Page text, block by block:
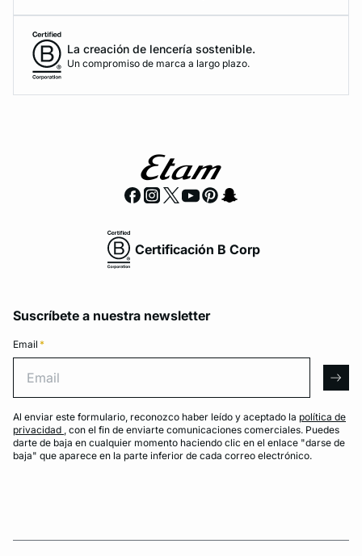
La creación de lencería sostenible.
Un compromiso de marca a largo plazo.
Certificación B Corp
Suscríbete a nuestra newsletter
Email *
Al enviar este formulario, reconozco haber leído y aceptado la política de
privacidad , con el fin de enviarte comunicaciones comerciales. Puedes
darte de baja en cualquier momento haciendo clic en el enlace "darse de
baja" que aparece en la parte inferior de cada correo electrónico.